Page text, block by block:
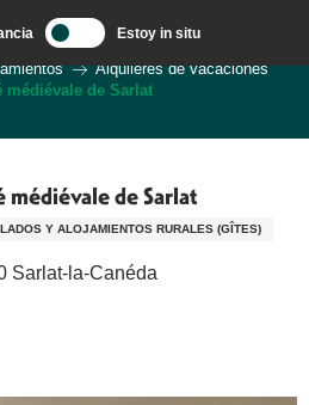
Estoy in situ
de la región de Dordoña.
Alquileres de vacaciones
médiévale de Sarlat
médiévale de Sarlat
Y ALOJAMIENTOS RURALES (GÎTES)
Sarlat-la-Canéda